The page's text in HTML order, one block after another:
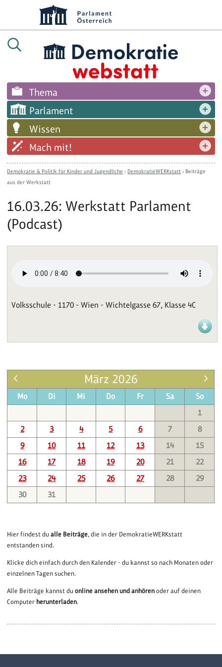
Thema
Parlament
Wissen
Mach mit!
Demokratie & Politik für Kinder und Jugendliche › DemokratieWERKstatt › Beiträge
aus der Werkstatt
16.03.26: Werkstatt Parlament
(Podcast)
Volksschule - 1170 - Wien - Wichtelgasse 67, Klasse 4C
März 2026
Mo Di Mi Do Fr Sa
So
1
2
3 4 5 6 7
8
9
10 11 12 13 14
15
16
17 18 19 20 21
22
23
24 25 26 27 28
29
30
31
Hier findest dualle Beiträge, die in der DemokratieWERKstatt
entstanden sind.
Klicke dich einfach durch den Kalender - du kannst so nach Monaten oder
einzelnen Tagen suchen.
Alle Beiträge kannst duonline ansehen und anhören oder auf deinen
Computer herunterladen.